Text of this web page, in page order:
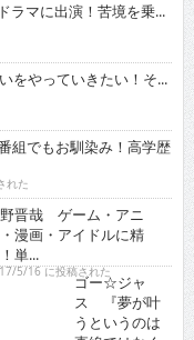
マに出演！苦境を乗...
をやっていきたい！そ...
み！高学歴芸人として
・アイドルに精通！
のは直線ではなくい